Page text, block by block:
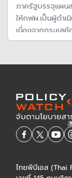
ภาครัฐบรรจุแผน
ให้กฟผ.เป็นผู้ดำเ
เนื่องจากกระแส
ทำความรู้จักกับโ
ใต้
ไทยพีบีเอส (Thai